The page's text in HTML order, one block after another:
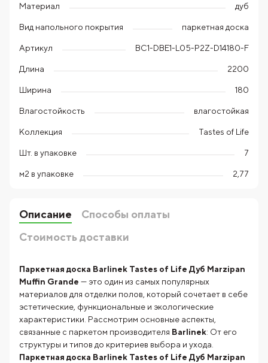
Материал дуб
Вид напольного покрытия паркетная доска
Артикул BC1-DBE1-L05-P2Z-D14180-F
Длина 2200
Ширина 180
Влагостойкость влагостойкая
Коллекция Tastes of Life
Шт. в упаковке 7
м2 в упаковке 2,77
Описание
Способы оплаты
Стоимость доставки
Паркетная доска Barlinek Tastes of Life Дуб Marzipan
Muffin Grande — это один из самых популярных
материалов для отделки полов, который сочетает в себе
эстетические, функциональные и экологические
характеристики. Рассмотрим основные аспекты,
связанные с паркетом производителя Barlinek: От его
структуры и типов до критериев выбора и ухода.
Паркетная доска Barlinek Tastes of Life Дуб Marzipan